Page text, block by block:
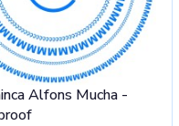
Alfons Mucha -